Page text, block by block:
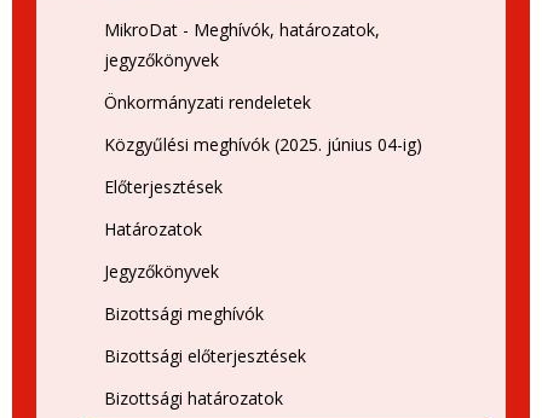
MikroDat - Meghívók, határozatok,
jegyzőkönyvek
Önkormányzati rendeletek
Közgyűlési meghívók (2025. június 04-ig)
Előterjesztések
Határozatok
Jegyzőkönyvek
Bizottsági meghívók
Bizottsági előterjesztések
Bizottsági határozatok